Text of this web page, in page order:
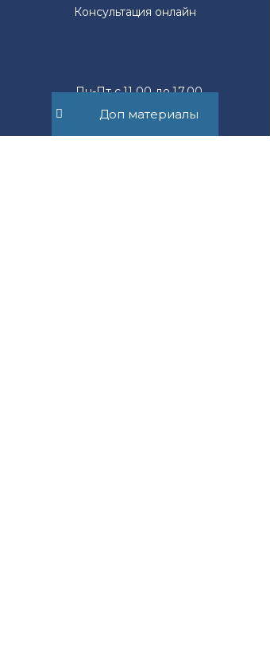
Доп материалы
Пн-Пт с 11.00 до 17.00
mail@suvorov.legal
Консультация онлайн